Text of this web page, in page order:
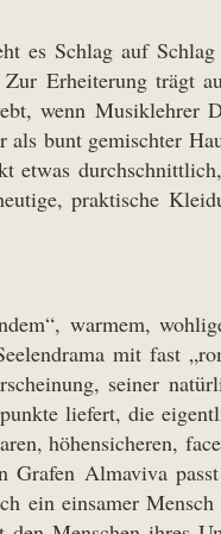
es Schlag auf
Zur Erheiterung trägt
wenn
als bunt gemischter
etwas
praktische
warmem,
mit fast
seiner
liefert, die
höhensicheren,
Grafen Almaviva
ein einsamer